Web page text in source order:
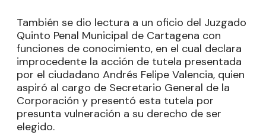
También se dio lectura a un oficio del Juzgado
Quinto Penal Municipal de Cartagena con
funciones de conocimiento, en el cual declara
improcedente la acción de tutela presentada
por el ciudadano Andrés Felipe Valencia, quien
aspiró al cargo de Secretario General de la
Corporación y presentó esta tutela por
presunta vulneración a su derecho de ser
elegido.